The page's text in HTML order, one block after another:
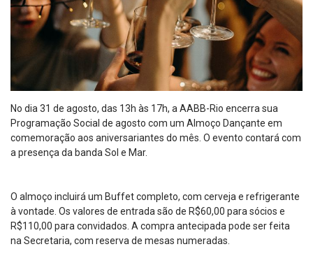
No dia 31 de agosto, das 13h às 17h, a AABB-Rio encerra sua
Programação Social de agosto com um Almoço Dançante em
comemoração aos aniversariantes do mês. O evento contará com
a presença da banda Sol e Mar.
O almoço incluirá um Buffet completo, com cerveja e refrigerante
à vontade. Os valores de entrada são de R$60,00 para sócios e
R$110,00 para convidados. A compra antecipada pode ser feita
na Secretaria, com reserva de mesas numeradas.